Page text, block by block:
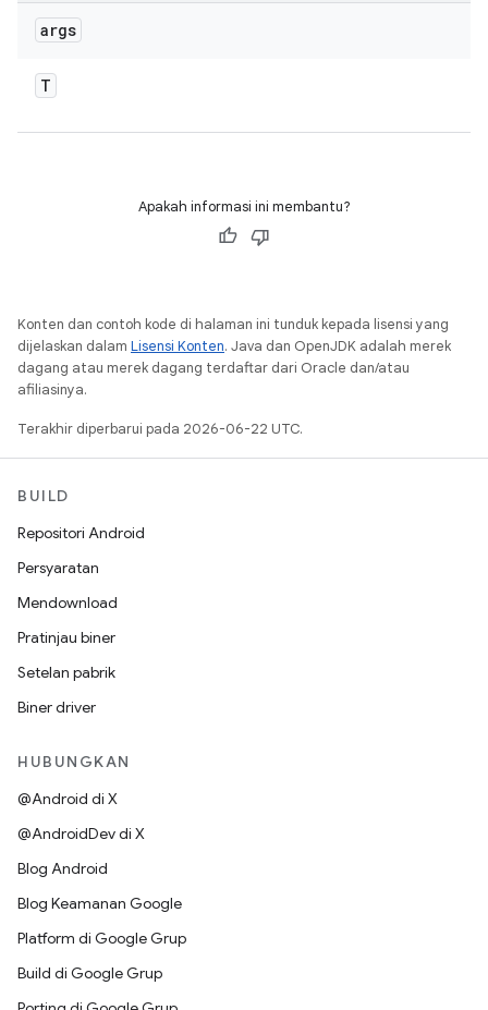
args
T
Apakah informasi ini membantu?
Konten dan contoh kode di halaman ini tunduk kepada lisensi yang
dijelaskan dalam Lisensi Konten. Java dan OpenJDK adalah merek
dagang atau merek dagang terdaftar dari Oracle dan/atau
afiliasinya.
Terakhir diperbarui pada 2026-06-22 UTC.
BUILD
Repositori Android
Persyaratan
Mendownload
Pratinjau biner
Setelan pabrik
Biner driver
HUBUNGKAN
@Android di X
@AndroidDev di X
Blog Android
Blog Keamanan Google
Platform di Google Grup
Build di Google Grup